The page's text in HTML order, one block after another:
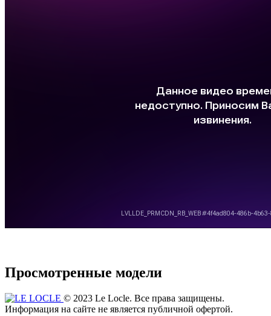
Просмотренные модели
© 2023 Le Locle. Все права защищены.
Информация на сайте не является публичной офертой.